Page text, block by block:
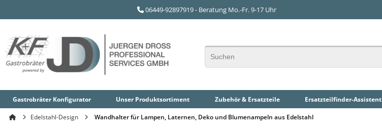
06449-92897919 - Beratung Mo.-Fr. 9-17 Uhr
Gastrobräter Konfigurator UnserProduktsortiment Zubehör & Ersatzteile Ersatzteilfinder-Assistent
Edelstahl-Design Wandhalter für Lampen, Laternen, Deko und Blumenampeln aus Edelstahl